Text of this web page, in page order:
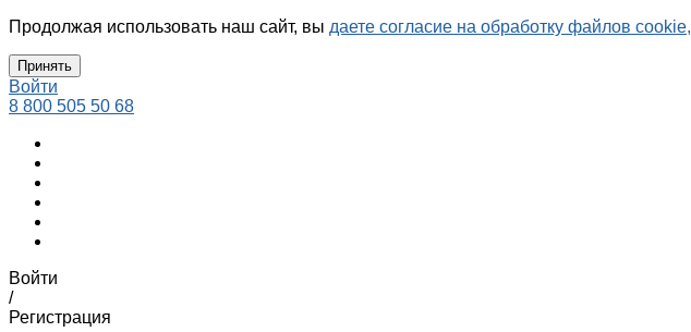
Продолжая использовать наш сайт, вы даете согласие на обработку файлов cookie,
Принять
Войти
8 800 505 50 68
Войти
/
Регистрация